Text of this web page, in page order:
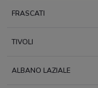
FRASCATI
TIVOLI
ALBANO LAZIALE